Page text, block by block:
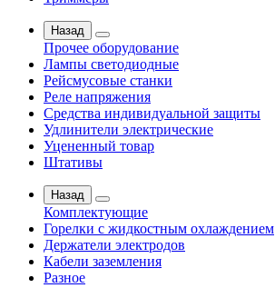
Назад
Прочее оборудование
Лампы светодиодные
Рейсмусовые станки
Реле напряжения
Средства индивидуальной защиты
Удлинители электрические
Уцененный товар
Штативы
Назад
Комплектующие
Горелки с жидкостным охлаждением
Держатели электродов
Кабели заземления
Разное